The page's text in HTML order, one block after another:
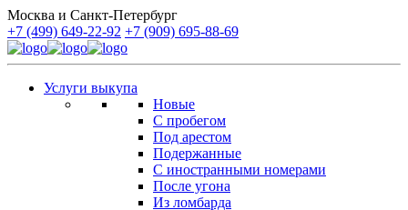
Москва и Санкт-Петербург
+7 (499) 649-22-92 +7 (909) 695-88-69
Услуги выкупа
Новые
С пробегом
Под арестом
Подержанные
С иностранными номерами
После угона
Из ломбарда